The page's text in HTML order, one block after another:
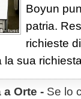
Boyun
patria.
richieste
la sua
Orte - Se lo